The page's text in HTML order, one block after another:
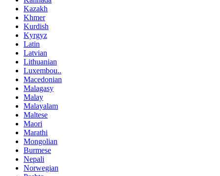
Kazakh
Khmer
Kurdish
Kyrgyz
Latin
Latvian
Lithuanian
Luxembou..
Macedonian
Malagasy
Malay
Malayalam
Maltese
Maori
Marathi
Mongolian
Burmese
Nepali
Norwegian